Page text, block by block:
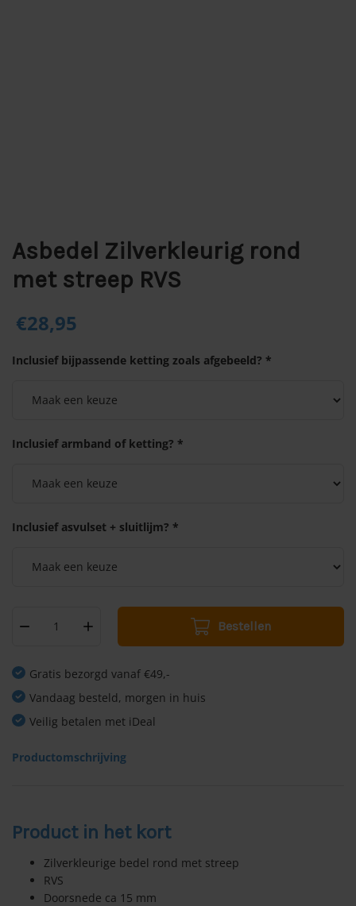
Asbedel Zilverkleurig rond
met streep RVS
€28,95
Inclusief bijpassende ketting zoals afgebeeld? *
Inclusief armband of ketting? *
Inclusief asvulset + sluitlijm? *
Bestellen
Gratis bezorgd vanaf €49,-
Vandaag besteld, morgen in huis
Veilig betalen met iDeal
Productomschrijving
Product in het kort
Zilverkleurige bedel rond met streep
RVS
Doorsnede ca 15 mm